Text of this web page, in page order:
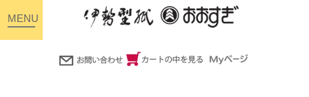
toggle
navigation